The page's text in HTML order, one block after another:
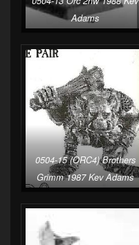
Adams
0504-15 (ORC4) Brothers
Grimm 1987 Kev Adams